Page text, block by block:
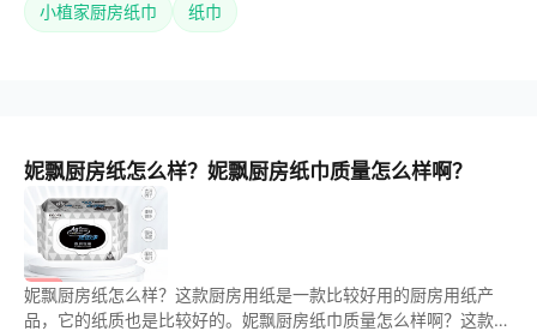
小植家厨房纸巾 纸巾
妮飘厨房纸怎么样？妮飘厨房纸巾质量怎么样啊？
妮飘厨房纸怎么样？这款厨房用纸是一款比较好用的厨房用纸产
品，它的纸质也是比较好的。妮飘厨房纸巾质量怎么样啊？这款厨